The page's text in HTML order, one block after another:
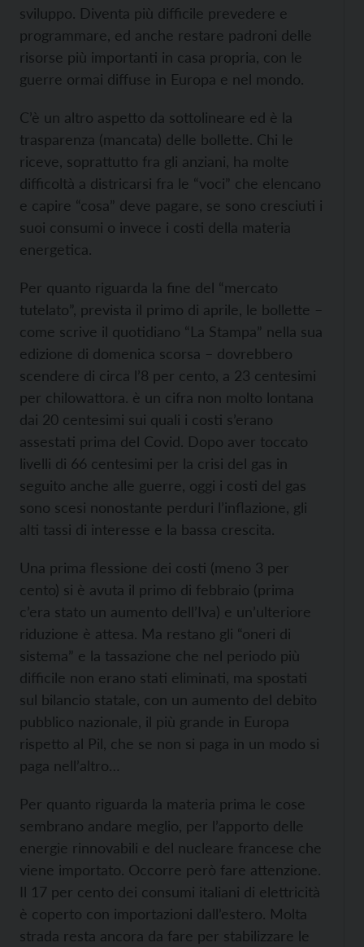
sviluppo. Diventa più difficile prevedere e
programmare, ed anche restare padroni delle
risorse più importanti in casa propria, con le
guerre ormai diffuse in Europa e nel mondo.
C’è un altro aspetto da sottolineare ed è la
trasparenza (mancata) delle bollette. Chi le
riceve, soprattutto fra gli anziani, ha molte
difficoltà a districarsi fra le “voci” che elencano
e capire “cosa” deve pagare, se sono cresciuti i
suoi consumi o invece i costi della materia
energetica.
Per quanto riguarda la fine del “mercato
tutelato”, prevista il primo di aprile, le bollette –
come scrive il quotidiano “La Stampa” nella sua
edizione di domenica scorsa – dovrebbero
scendere di circa l’8 per cento, a 23 centesimi
per chilowattora. è un cifra non molto lontana
dai 20 centesimi sui quali i costi s’erano
assestati prima del Covid. Dopo aver toccato
livelli di 66 centesimi per la crisi del gas in
seguito anche alle guerre, oggi i costi del gas
sono scesi nonostante perduri l’inflazione, gli
alti tassi di interesse e la bassa crescita.
Una prima flessione dei costi (meno 3 per
cento) si è avuta il primo di febbraio (prima
c’era stato un aumento dell’Iva) e un’ulteriore
riduzione è attesa. Ma restano gli “oneri di
sistema” e la tassazione che nel periodo più
difficile non erano stati eliminati, ma spostati
sul bilancio statale, con un aumento del debito
pubblico nazionale, il più grande in Europa
rispetto al Pil, che se non si paga in un modo si
paga nell’altro…
Per quanto riguarda la materia prima le cose
sembrano andare meglio, per l’apporto delle
energie rinnovabili e del nucleare francese che
viene importato. Occorre però fare attenzione.
Il 17 per cento dei consumi italiani di elettricità
è coperto con importazioni dall’estero. Molta
strada resta ancora da fare per stabilizzare le